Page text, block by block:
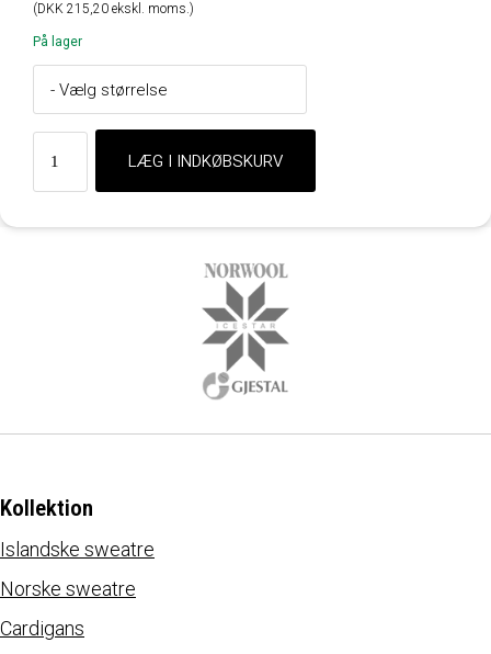
(DKK 215,20 ekskl. moms.)
På lager
Kollektion
Islandske sweatre
Norske sweatre
Cardigans